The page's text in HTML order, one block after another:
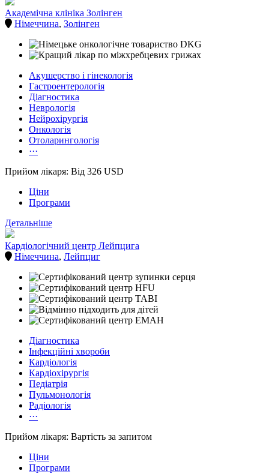
Академічна клініка Золінген
Німеччина, Золінген
Акушерство і гінекологія
Гастроентерологія
Діагностика
Неврологія
Нейрохірургія
Онкологія
Отоларингологія
···
Прийом лікаря: Від 326 USD
Ціни
Програми
Детальніше
Кардіологічний центр Лейпцига
Німеччина, Лейпциг
Діагностика
Інфекційні хвороби
Кардіологія
Кардіохірургія
Педіатрія
Пульмонологія
Радіологія
···
Прийом лікаря: Вартість за запитом
Ціни
Програми